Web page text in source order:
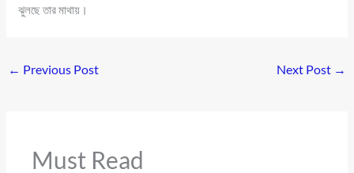
ঝুলছে তার মাথায়।
← Previous Post Next Post →
Must Read